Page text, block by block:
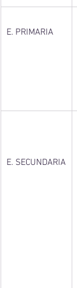
E. PRIMARIA
E. SECUNDARIA